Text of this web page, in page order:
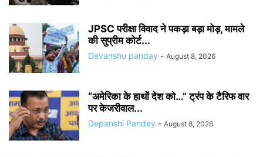
JPSC परीक्षा विवाद ने पकड़ा बड़ा मोड़, मामले
की सुप्रीम कोर्ट...
Devanshu panday - August 8, 2026
“अमेरिका के हाथों देश को…” ट्रंप के टैरिफ वार
पर केजरीवाल...
Depanshi Pandey - August 8, 2026